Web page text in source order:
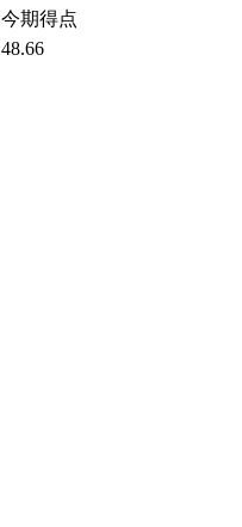
今期得点
48.66